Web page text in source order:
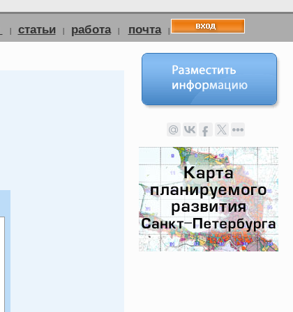
| статьи | работа | почта |